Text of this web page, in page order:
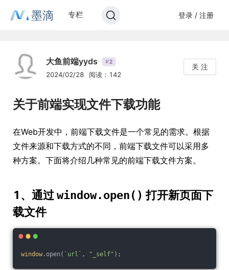
墨滴 专栏 登录 / 注册
大鱼前端yyds V2
2024/02/28 阅读：142
关 注
关于前端实现文件下载功能
在Web开发中，前端下载文件是一个常见的需求。根据
文件来源和下载方式的不同，前端下载文件可以采用多
种方案。下面将介绍几种常见的前端下载文件方案。
1、通过 window.open() 打开新页面下
载文件
window .open( `url` , "_self" );